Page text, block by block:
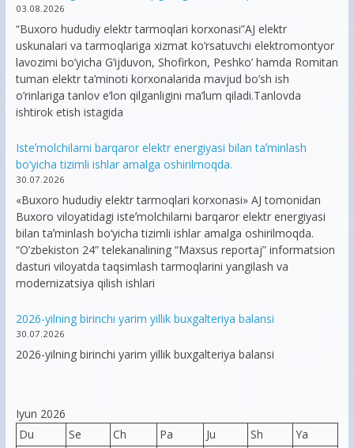
03.08.2026
“Buxoro hududiy elektr tarmoqlari korxonasi”AJ elektr
uskunalari va tarmoqlariga xizmat ko’rsatuvchi elektromontyor
lavozimi bo’yicha G’ijduvon, Shofirkon, Peshko’ hamda Romitan
tuman elektr ta’minoti korxonalarida mavjud bo’sh ish
o’rinlariga tanlov e’lon qilganligini ma’lum qiladi.Tanlovda
ishtirok etish istagida
Isteʼmolchilarni barqaror elektr energiyasi bilan taʼminlash
bo‘yicha tizimli ishlar amalga oshirilmoqda.
30.07.2026
«Buxoro hududiy elektr tarmoqlari korxonasi» AJ tomonidan
Buxoro viloyatidagi isteʼmolchilarni barqaror elektr energiyasi
bilan taʼminlash bo‘yicha tizimli ishlar amalga oshirilmoqda.
“O’zbekiston 24” telekanalining “Maxsus reportaj” informatsion
dasturi viloyatda taqsimlash tarmoqlarini yangilash va
modernizatsiya qilish ishlari
2026-yilning birinchi yarim yillik buxgalteriya balansi
30.07.2026
2026-yilning birinchi yarim yillik buxgalteriya balansi
Iyun 2026
Du
Se Ch Pa Ju Sh
Ya